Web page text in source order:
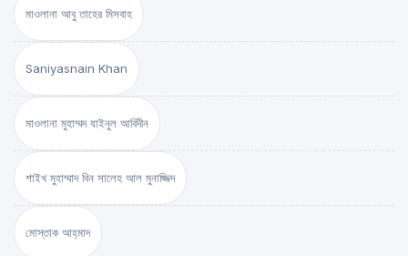
মাওলানা আবু তাহের মিসবাহ
Saniyasnain Khan
মাওলানা মুহাম্মদ যাইনুল আবিদীন
শাইখ মুহাম্মাদ বিন সালেহ আল মুনাজ্জিদ
মোস্তাক আহ্‌মাদ